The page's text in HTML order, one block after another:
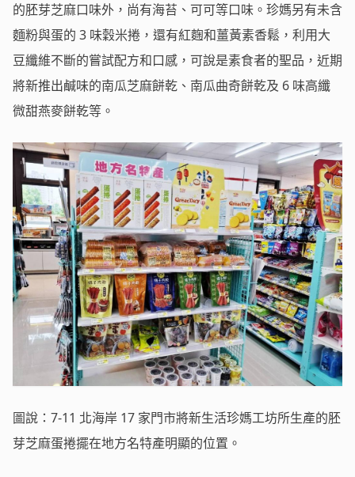
的胚芽芝麻口味外，尚有海苔、可可等口味。珍媽另有未含
麵粉與蛋的 3 味穀米捲，還有紅麴和薑黃素香鬆，利用大
豆纖維不斷的嘗試配方和口感，可說是素食者的聖品，近期
將新推出鹹味的南瓜芝麻餅乾、南瓜曲奇餅乾及 6 味高纖
微甜燕麥餅乾等。
圖說：7-11 北海岸 17 家門市將新生活珍媽工坊所生產的胚
芽芝麻蛋捲擺在地方名特產明顯的位置。